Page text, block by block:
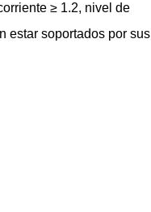
≥ 1.2, nivel de
estar soportados por sus